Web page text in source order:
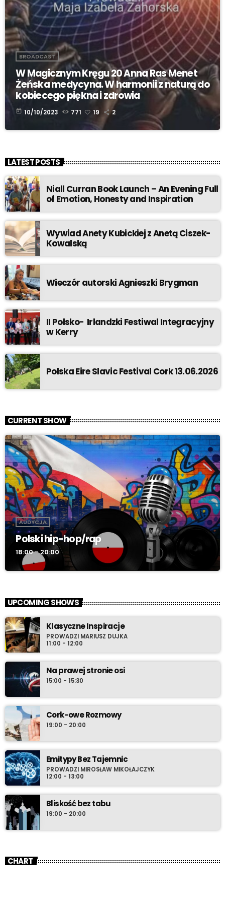
BROADCAST
W Magicznym Kręgu 20 Anna Ras Menet
Żeńska medycyna. W harmonii z naturą do
kobiecego piękna i zdrowia
today 10/10/2023 771 19 2
LATEST POSTS
Niall Curran Book Launch – An Evening Full
of Emotion, Honesty and Inspiration
Wywiad Anety Kubickiej z Anetą Ciszek-
Kowalską
Wieczór autorski Agnieszki Brygman
II Polsko- Irlandzki Festiwal Integracyjny
w Kerry
Polska Eire Slavic Festival Cork 13.06.2026
CURRENT SHOW
AUDYCJA
Polski hip-hop/rap
18:00 - 20:00
UPCOMING SHOWS
Klasyczne Inspiracje
PROWADZI MARIUSZ DUJKA
11:00 - 12:00
Na prawej stronie osi
15:00 - 15:30
Cork-owe Rozmowy
19:00 - 20:00
Emitypy Bez Tajemnic
PROWADZI MIROSŁAW MIKOŁAJCZYK
12:00 - 13:00
Bliskość bez tabu
19:00 - 20:00
CHART